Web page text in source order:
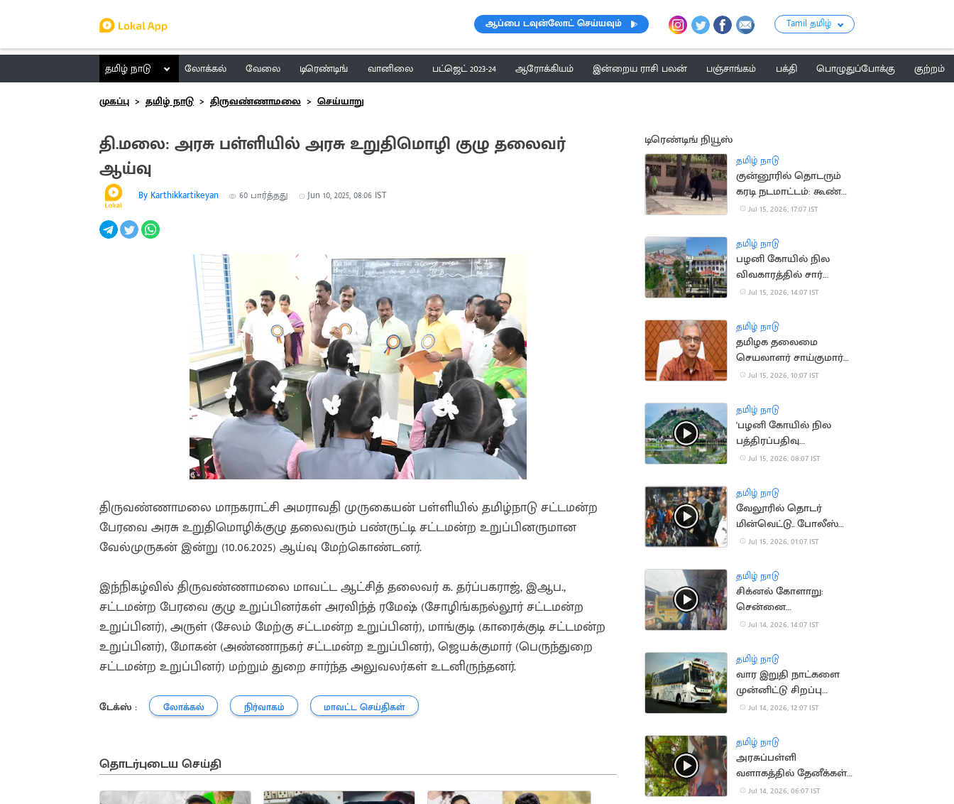
ஆப்பை டவுன்லோட் செய்யவும் Tamil தமிழ்
தமிழ் நாடு லோக்கல் வேலை டிரெண்டிங் வானிலை பட்ஜெட் 2023-24 ஆரோக்கியம் இன்றைய ராசி பலன் பஞ்சாங்கம் பக்தி பொழுதுப்போக்கு
குற்றம்
முகப்பு
தமிழ் நாடு திருவண்ணாமலை செய்யாறு
தி.மலை: அரசு பள்ளியில் அரசு உறுதிமொழி குழு தலைவர்
ஆய்வு
By Karthikkartikeyan 60 பார்த்தது Jun 10, 2025, 08:06 IST
திருவண்ணாமலை மாநகராட்சி அமராவதி முருகையன் பள்ளியில் தமிழ்நாடு சட்டமன்ற
பேரவை அரசு உறுதிமொழிக்குழு தலைவரும் பண்ருட்டி சட்டமன்ற உறுப்பினருமான
வேல்முருகன் இன்று (10.06.2025) ஆய்வு மேற்கொண்டனர்.
இந்நிகழ்வில் திருவண்ணாமலை மாவட்ட ஆட்சித் தலைவர் க. தர்ப்பகராஜ், இஆப.,
சட்டமன்ற பேரவை குழு உறுப்பினர்கள் அரவிந்த் ரமேஷ் (சோழிங்கநல்லூர் சட்டமன்ற
உறுப்பினர்), அருள் (சேலம் மேற்கு சட்டமன்ற உறுப்பினர்), மாங்குடி (காரைக்குடி சட்டமன்ற
உறுப்பினர்), மோகன் (அண்ணாநகர் சட்டமன்ற உறுப்பினர்), ஜெயக்குமார் (பெருந்துறை
சட்டமன்ற உறுப்பினர்) மற்றும் துறை சார்ந்த அலுவலர்கள் உடனிருந்தனர்.
டேக்ஸ் : லோக்கல் நிர்வாகம் மாவட்ட செய்திகள்
தொடர்புடைய செய்தி
டிரெண்டிங் நியூஸ்
தமிழ் நாடு
குன்னூரில் தொடரும்
கரடி நடமாட்டம்: கூண்டு
வைக்க பொதுமக்கள்
Jul 15, 2026, 17:07 IST
தமிழ் நாடு
பழனி கோயில் நில
விவகாரத்தில் சார்
பதிவாளர் கைதுக்கு
Jul 15, 2026, 14:07 IST
தமிழ் நாடு
தமிழக தலைமை
செயலாளர் சாய்குமார்
பதவிக்காலம் 6
Jul 15, 2026, 10:07 IST
தமிழ் நாடு
'பழனி கோயில் நில
பத்திரப்பதிவு
செல்லாது'.. நீதிமன்றம்
Jul 15, 2026, 08:07 IST
தமிழ் நாடு
வேலூரில் தொடர்
மின்வெட்டு.. போலீஸ்
பேச்சால் சர்ச்சை
Jul 15, 2026, 01:07 IST
தமிழ் நாடு
சிக்னல் கோளாறு:
சென்னை
கடற்கரையில் புறநகர்
Jul 14, 2026, 14:07 IST
தமிழ் நாடு
வார இறுதி நாட்களை
முன்னிட்டு சிறப்பு
பேருந்துகள் இயக்கம்
Jul 14, 2026, 12:07 IST
தமிழ் நாடு
அரசுப்பள்ளி
வளாகத்தில் தேனீக்கள்
கொட்டி 50
Jul 14, 2026, 06:07 IST